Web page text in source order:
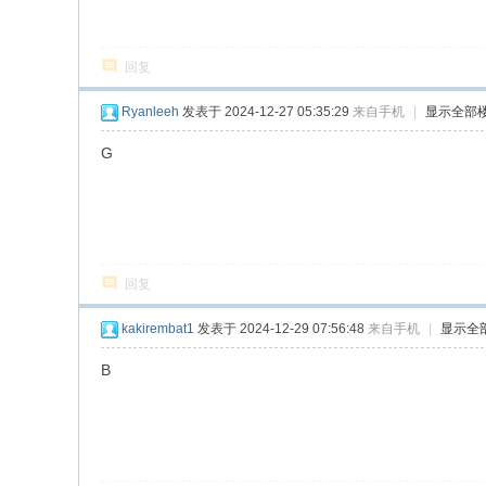
回复
Ryanleeh 发表于 2024-12-27 05:35:29 来自手机 显示全部
G
回复
kakirembat1 发表于 2024-12-29 07:56:48 来自手机 显示全
B